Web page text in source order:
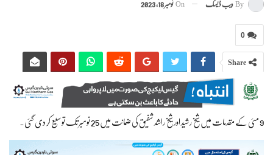
By ویب ڈیسک On نومبر 18, 2023
0
Share
9 مئی کے مقدمات میں شیخ رشید اور شیخ راشد شفیق کی ضمانت میں 25 نومبر تک توسیع کر دی گئی۔